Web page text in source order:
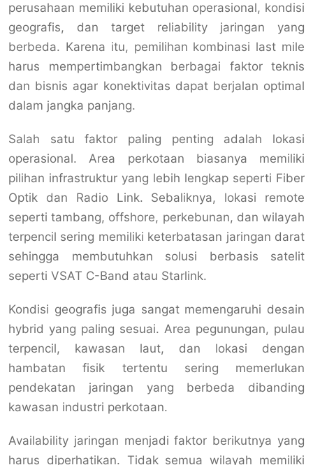
perusahaan memiliki kebutuhan operasional, kondisi
geografis, dan target reliability jaringan yang
berbeda. Karena itu, pemilihan kombinasi last mile
harus mempertimbangkan berbagai faktor teknis
dan bisnis agar konektivitas dapat berjalan optimal
dalam jangka panjang.
Salah satu faktor paling penting adalah lokasi
operasional. Area perkotaan biasanya memiliki
pilihan infrastruktur yang lebih lengkap seperti Fiber
Optik dan Radio Link. Sebaliknya, lokasi remote
seperti tambang, offshore, perkebunan, dan wilayah
terpencil sering memiliki keterbatasan jaringan darat
sehingga membutuhkan solusi berbasis satelit
seperti VSAT C-Band atau Starlink.
Kondisi geografis juga sangat memengaruhi desain
hybrid yang paling sesuai. Area pegunungan, pulau
terpencil, kawasan laut, dan lokasi dengan
hambatan fisik tertentu sering memerlukan
pendekatan jaringan yang berbeda dibanding
kawasan industri perkotaan.
Availability jaringan menjadi faktor berikutnya yang
harus diperhatikan. Tidak semua wilayah memiliki